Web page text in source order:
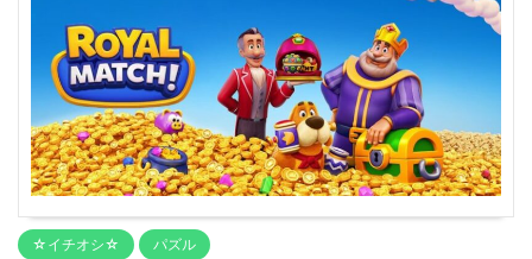
☆イチオシ☆ パズル